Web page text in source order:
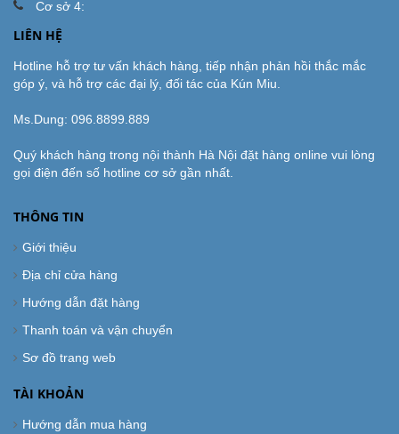
Cơ sở 4:
LIÊN HỆ
Hotline hỗ trợ tư vấn khách hàng, tiếp nhận phản hồi thắc mắc
góp ý, và hỗ trợ các đại lý, đối tác của Kún Miu.
Ms.Dung: 096.8899.889
Quý khách hàng trong nội thành Hà Nội đặt hàng online vui lòng
gọi điện đến số hotline cơ sở gần nhất.
THÔNG TIN
Giới thiệu
Địa chỉ cửa hàng
Hướng dẫn đặt hàng
Thanh toán và vận chuyển
Sơ đồ trang web
TÀI KHOẢN
Hướng dẫn mua hàng